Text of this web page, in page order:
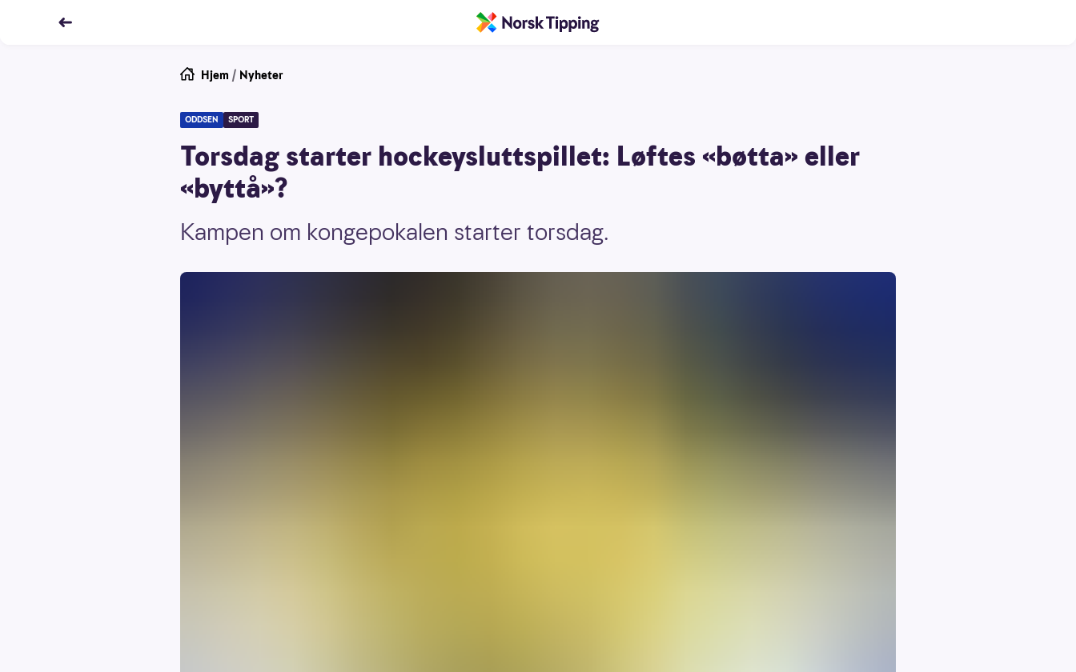
Hjem / Nyheter
ODDSEN SPORT
Torsdag starter hockeysluttspillet: Løftes «bøtta» eller
«byttå»?
Kampen om kongepokalen starter torsdag.